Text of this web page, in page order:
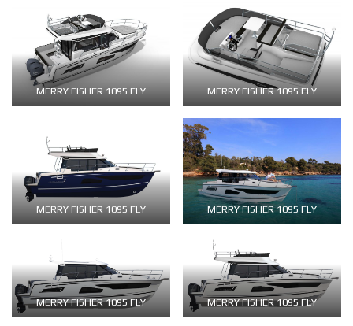
MERRY FISHER 1095 FLY MERRY FISHER 1095 FLY
MERRY FISHER 1095 FLY MERRY FISHER 1095 FLY
MERRY FISHER 1095 FLY MERRY FISHER 1095 FLY